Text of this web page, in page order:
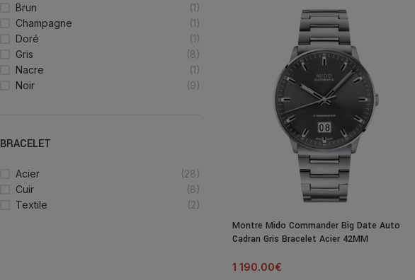
Brun
(1)
Champagne
(1)
Doré
(1)
Gris
(8)
Nacre
(1)
Noir
(9)
BRACELET
Acier
(28)
Cuir
(8)
Textile
(2)
Montre Mido Commander Big Date Auto
Cadran Gris Bracelet Acier 42MM
1 190.00€